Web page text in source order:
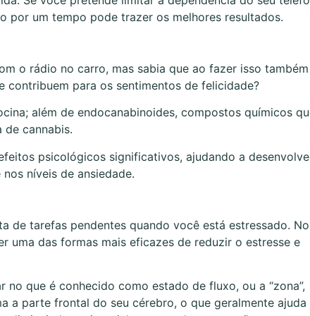
por um tempo pode trazer os melhores resultados.
o rádio no carro, mas sabia que ao fazer isso também
contribuem para os sentimentos de felicidade?
além de endocanabinoides, compostos químicos
cannabis.
psicológicos significativos, ajudando a
níveis de ansiedade.
de tarefas pendentes quando você está estressado. No
uma das formas mais eficazes de reduzir o estresse e
que é conhecido como estado de fluxo, ou a “zona”,
a parte frontal do seu cérebro, o que geralmente ajuda